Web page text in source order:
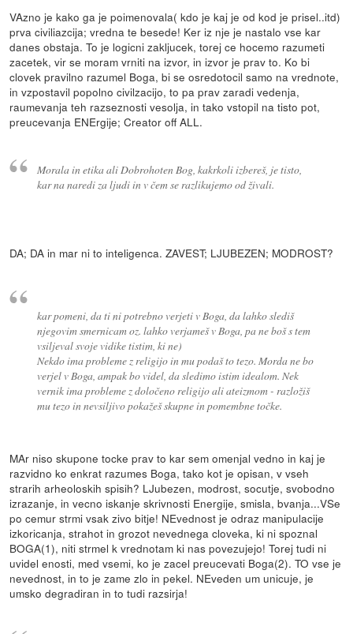
VAzno je kako ga je poimenovala( kdo je kaj je od kod je prisel..itd)
prva civiliazcija; vredna te besede! Ker iz nje je nastalo vse kar
danes obstaja. To je logicni zakljucek, torej ce hocemo razumeti
zacetek, vir se moram vrniti na izvor, in izvor je prav to. Ko bi
clovek pravilno razumel Boga, bi se osredotocil samo na vrednote,
in vzpostavil popolno civilzacijo, to pa prav zaradi vedenja,
raumevanja teh razseznosti vesolja, in tako vstopil na tisto pot,
preucevanja ENErgije; Creator off ALL.
Morala in etika ali Dobrohoten Bog, kakrkoli izbereš, je tisto,
kar na naredi za ljudi in v čem se razlikujemo od živali.
DA; DA in mar ni to inteligenca. ZAVEST; LJUBEZEN; MODROST?
kar pomeni, da ti ni potrebno verjeti v Boga, da lahko slediš
njegovim smernicam oz. lahko verjameš v Boga, pa ne boš s tem
vsiljeval svoje vidike tistim, ki ne)
Nekdo ima probleme z religijo in mu podaš to tezo. Morda ne bo
verjel v Boga, ampak bo videl, da sledimo istim idealom. Nek
vernik ima probleme z določeno religijo ali ateizmom - razložiš
mu tezo in nevsiljivo pokažeš skupne in pomembne točke.
MAr niso skupone tocke prav to kar sem omenjal vedno in kaj je
razvidno ko enkrat razumes Boga, tako kot je opisan, v vseh
strarih arheoloskih spisih? LJubezen, modrost, socutje, svobodno
izrazanje, in vecno iskanje skrivnosti Energije, smisla, bvanja...VSe
po cemur strmi vsak zivo bitje! NEvednost je odraz manipulacije
izkoricanja, strahot in grozot nevednega cloveka, ki ni spoznal
BOGA(1), niti strmel k vrednotam ki nas povezujejo! Torej tudi ni
uvidel enosti, med vsemi, ko je zacel preucevati Boga(2). TO vse je
nevednost, in to je zame zlo in pekel. NEveden um unicuje, je
umsko degradiran in to tudi razsirja!